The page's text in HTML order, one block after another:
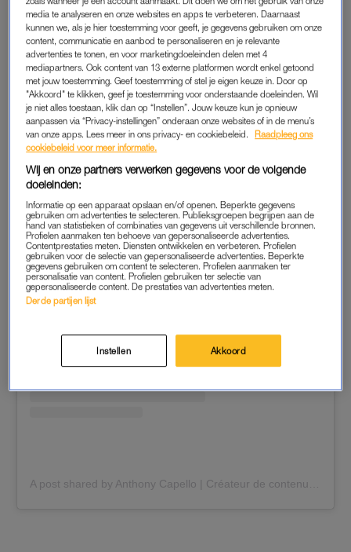
View this post on Instagram
A post shared by Anthony Capello | Créateur de contenus food (@chocacaothe)
media te analyseren en onze websites en apps te verbeteren. Daarnaast
kunnen we, als je hier toestemming voor geeft, je gegevens gebruiken om onze
content, communicatie en aanbod te personaliseren en je relevante
advertenties te tonen, en voor marketingdoeleinden delen met 4
mediapartners. Ook content van 13 externe platformen wordt enkel getoond
met jouw toestemming. Geef toestemming of stel je eigen keuze in. Door op
"Akkoord" te klikken, geef je toestemming voor onderstaande doeleinden. Wil
je niet alles toestaan, klik dan op “Instellen”. Jouw keuze kun je opnieuw
aanpassen via “Privacy-instellingen” onderaan onze websites of in de menu’s
van onze apps. Lees meer in ons privacy- en cookiebeleid.
Raadpleeg ons
cookiebeleid voor meer informatie.
Wij en onze partners verwerken gegevens voor de volgende
doeleinden:
Informatie op een apparaat opslaan en/of openen. Beperkte gegevens
gebruiken om advertenties te selecteren. Publieksgroepen begrijpen aan de
hand van statistieken of combinaties van gegevens uit verschillende bronnen.
Profielen aanmaken ten behoeve van gepersonaliseerde advertenties.
Contentprestaties meten. Diensten ontwikkelen en verbeteren. Profielen
gebruiken voor de selectie van gepersonaliseerde advertenties. Beperkte
gegevens gebruiken om content te selecteren. Profielen aanmaken ter
personalisatie van content. Profielen gebruiken ter selectie van
gepersonaliseerde content. De prestaties van advertenties meten.
Derde partijen lijst
Instellen Akkoord